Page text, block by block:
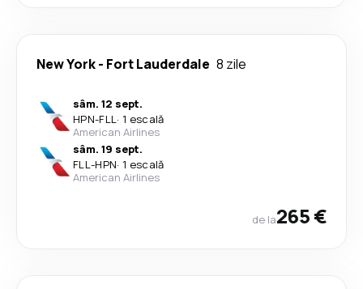
New York- Fort Lauderdale 8 zile
sâm. 12 sept.
HPN-FLL· 1 escală
American Airlines
sâm. 19 sept.
FLL-HPN· 1 escală
American Airlines
de la265 €